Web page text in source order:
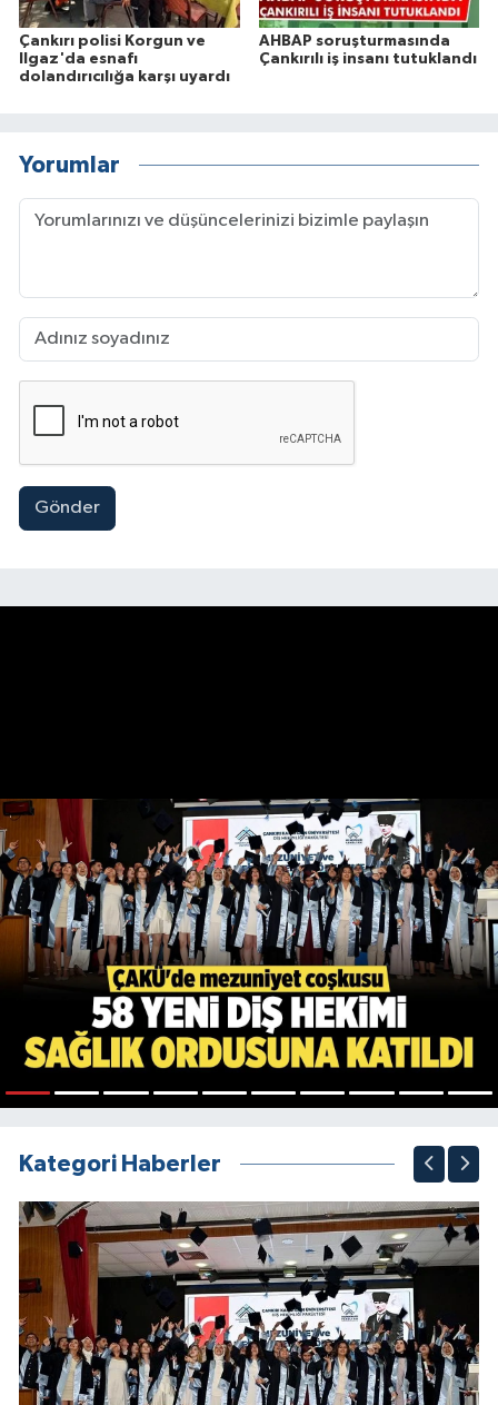
Çankırı polisi Korgun ve
Ilgaz'da esnafı
dolandırıcılığa karşı uyardı
AHBAP soruşturmasında
Çankırılı iş insanı tutuklandı
Yorumlar
Gönder
Kategori Haberler